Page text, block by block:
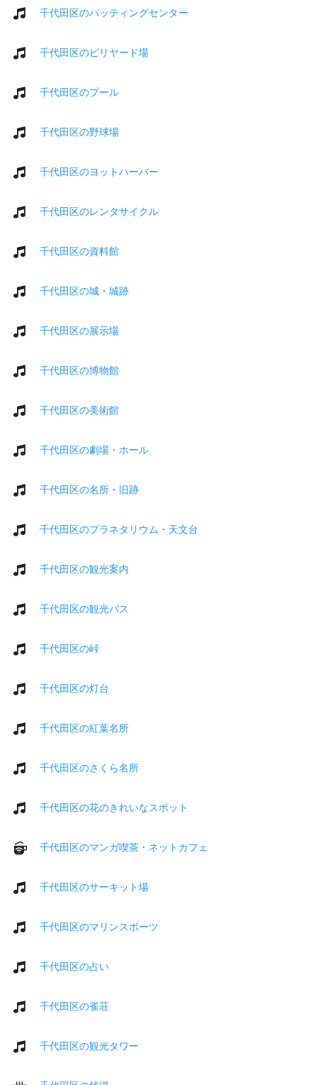
千代田区のバッティングセンター
千代田区のビリヤード場
千代田区のプール
千代田区の野球場
千代田区のヨットハーバー
千代田区のレンタサイクル
千代田区の資料館
千代田区の城・城跡
千代田区の展示場
千代田区の博物館
千代田区の美術館
千代田区の劇場・ホール
千代田区の名所・旧跡
千代田区のプラネタリウム・天文台
千代田区の観光案内
千代田区の観光バス
千代田区の峠
千代田区の灯台
千代田区の紅葉名所
千代田区のさくら名所
千代田区の花のきれいなスポット
千代田区のマンガ喫茶・ネットカフェ
千代田区のサーキット場
千代田区のマリンスポーツ
千代田区の占い
千代田区の雀荘
千代田区の観光タワー